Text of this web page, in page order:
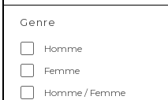
Genre
Homme
Femme
Homme / Femme